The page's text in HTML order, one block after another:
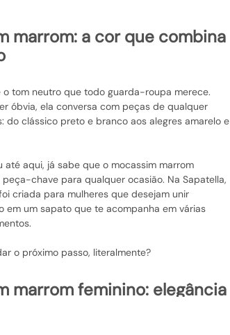
o tom neutro que todo guarda-roupa merece.
óbvia, ela conversa com peças de qualquer
do clássico preto e branco aos alegres amarelo e
até aqui, já sabe que o mocassim marrom
chave para qualquer ocasião. Na Sapatella,
criada para mulheres que desejam unir
em um sapato que te acompanha em várias
o próximo passo, literalmente?